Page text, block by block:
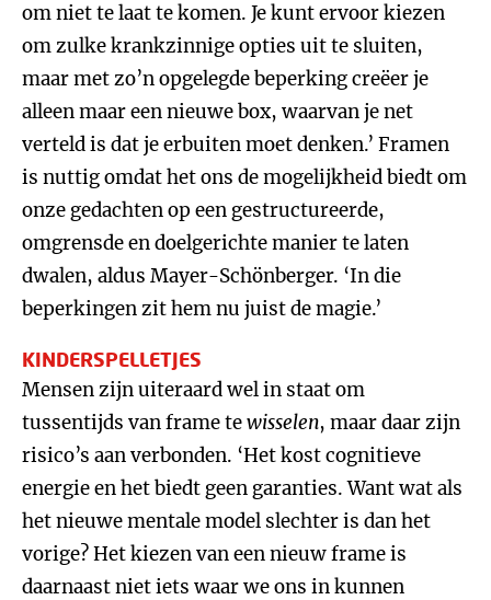
om niet te laat te komen. Je kunt ervoor kiezen
om zulke krankzinnige opties uit te sluiten,
maar met zo’n opgelegde beperking creëer je
alleen maar een nieuwe box, waarvan je net
verteld is dat je erbuiten moet denken.’ Framen
is nuttig omdat het ons de mogelijkheid biedt om
onze gedachten op een gestructureerde,
omgrensde en doelgerichte manier te laten
dwalen, aldus Mayer-Schönberger. ‘In die
beperkingen zit hem nu juist de magie.’
KINDERSPELLETJES
Mensen zijn uiteraard wel in staat om
tussentijds van frame tewisselen, maar daar zijn
risico’s aan verbonden. ‘Het kost cognitieve
energie en het biedt geen garanties. Want wat als
het nieuwe mentale model slechter is dan het
vorige? Het kiezen van een nieuw frame is
daarnaast niet iets waar we ons in kunnen